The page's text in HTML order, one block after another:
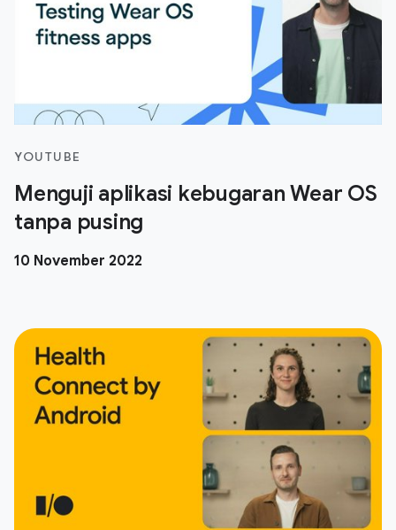
YOUTUBE
Menguji aplikasi kebugaran Wear OS
tanpa pusing
10 November 2022